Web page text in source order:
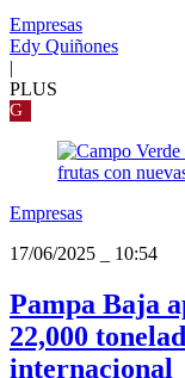
Empresas
Edy Quiñones
|
PLUS
G
Empresas
17/06/2025
10:54
Pampa Baja
22,000
internacional